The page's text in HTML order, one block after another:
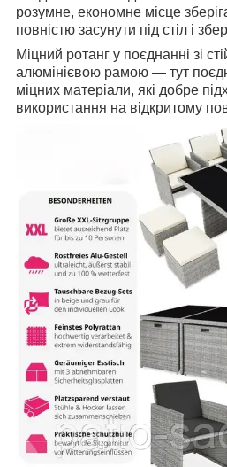
розумне, економне місце
повністю засунути під стіл і
Міцний ротанг у поєднанні зі
алюмінієвою рамою — тут
міцних матеріали, які добре
використання на відкритому